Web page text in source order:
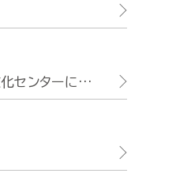
センターに寄